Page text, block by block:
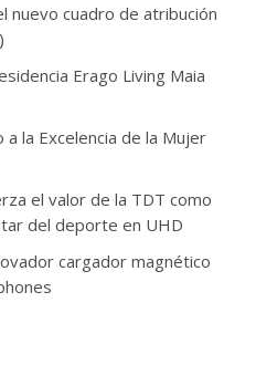
nuevo cuadro de atribución
Erago Living Maia
a la Excelencia de la Mujer
el valor de la TDT como
del deporte en UHD
cargador magnético